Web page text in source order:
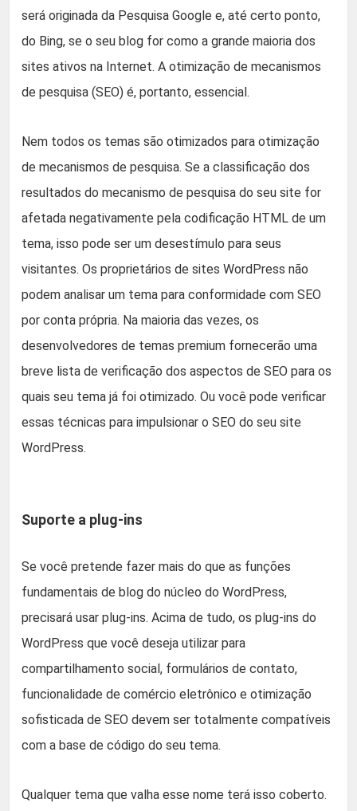
será originada da Pesquisa Google e, até certo ponto,
do Bing, se o seu blog for como a grande maioria dos
sites ativos na Internet. A otimização de mecanismos
de pesquisa (SEO) é, portanto, essencial.
Nem todos os temas são otimizados para otimização
de mecanismos de pesquisa. Se a classificação dos
resultados do mecanismo de pesquisa do seu site for
afetada negativamente pela codificação HTML de um
tema, isso pode ser um desestímulo para seus
visitantes. Os proprietários de sites WordPress não
podem analisar um tema para conformidade com SEO
por conta própria. Na maioria das vezes, os
desenvolvedores de temas premium fornecerão uma
breve lista de verificação dos aspectos de SEO para os
quais seu tema já foi otimizado. Ou você pode verificar
essas técnicas para impulsionar o SEO do seu site
WordPress.
Suporte a plug-ins
Se você pretende fazer mais do que as funções
fundamentais de blog do núcleo do WordPress,
precisará usar plug-ins. Acima de tudo, os plug-ins do
WordPress que você deseja utilizar para
compartilhamento social, formulários de contato,
funcionalidade de comércio eletrônico e otimização
sofisticada de SEO devem ser totalmente compatíveis
com a base de código do seu tema.
Qualquer tema que valha esse nome terá isso coberto.